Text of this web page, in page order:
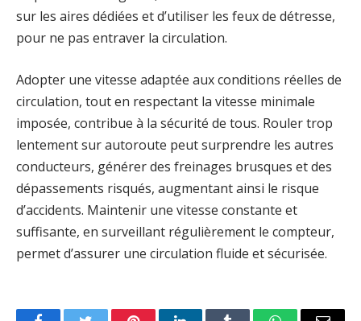
sur les aires dédiées et d’utiliser les feux de détresse,
pour ne pas entraver la circulation.
Adopter une vitesse adaptée aux conditions réelles de
circulation, tout en respectant la vitesse minimale
imposée, contribue à la sécurité de tous. Rouler trop
lentement sur autoroute peut surprendre les autres
conducteurs, générer des freinages brusques et des
dépassements risqués, augmentant ainsi le risque
d’accidents. Maintenir une vitesse constante et
suffisante, en surveillant régulièrement le compteur,
permet d’assurer une circulation fluide et sécurisée.